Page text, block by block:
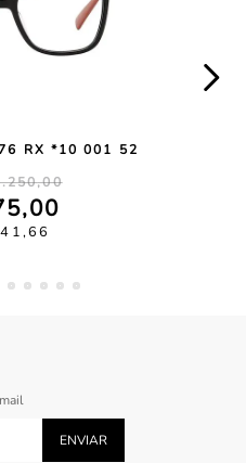
RX *10 001 52
.250,00
,00
41,66